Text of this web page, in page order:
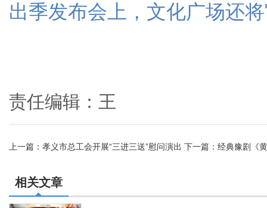
出季发布会上，文化广场还
责任编辑：王
上一篇： 孝义市总工会开展“三进三送”慰问演出 下一篇： 经典豫剧《
相关文章